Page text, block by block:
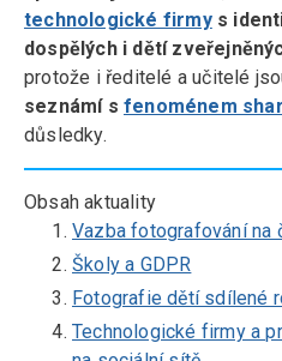
technologické firmys
dospělých i dětí
protože i ředitelé a učitelé
seznámí s fenoménem
důsledky.
Obsah aktuality
Vazba fotografování na
Školy a GDPR
Fotografie dětí sdílené
Technologické firmy a